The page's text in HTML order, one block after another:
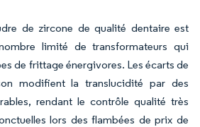
de zircone de qualité dentaire est
limité de transformateurs qui
de frittage énergivores. Les écarts de
modifient la translucidité par des
rendant le contrôle qualité très
lors des flambées de prix de